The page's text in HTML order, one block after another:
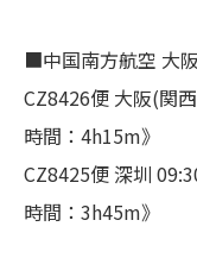
■中国南方航空 大
CZ8426便 大阪(関
時間：4h15m》
CZ8425便 深圳
時間：3h45m》